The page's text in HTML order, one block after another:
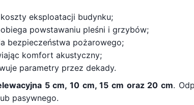
eksploatacji budynku;
powstawaniu pleśni i grzybów;
bezpieczeństwa pożarowego;
komfort akustyczny;
parametry przez dekady.
5 cm, 10 cm, 15 cm oraz 20 cm.
pasywnego.